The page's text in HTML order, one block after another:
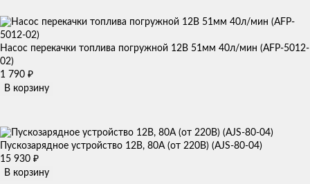
Насос перекачки топлива погружной 12В 51мм 40л/мин (AFP-5012-
02)
1 790 ₽
В корзину
Пускозарядное устройство 12В, 80А (от 220В) (AJS-80-04)
15 930 ₽
В корзину